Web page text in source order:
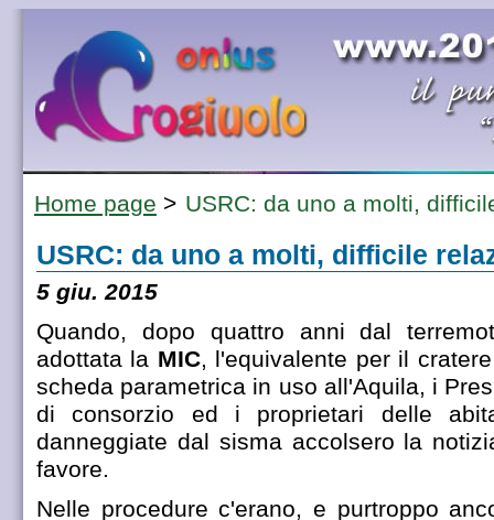
Home page > USRC: da uno a molti,
USRC: da uno a molti, difficile
5 giu. 2015
Quando, dopo quattro anni dal
adottata la MIC, l'equivalente per il
scheda parametrica in uso all'Aquila, i
di consorzio ed i proprietari delle
danneggiate dal sisma accolsero la
favore.
Nelle procedure c'erano, e purtroppo